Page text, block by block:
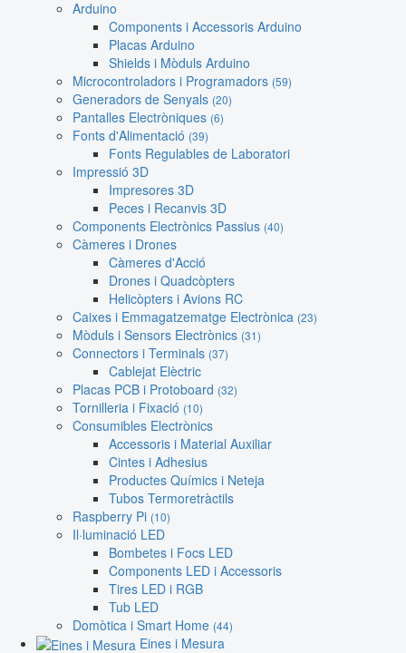
Arduino
Components i Accessoris Arduino
Placas Arduino
Shields i Mòduls Arduino
Microcontroladors i Programadors (59)
Generadors de Senyals (20)
Pantalles Electròniques (6)
Fonts d'Alimentació (39)
Fonts Regulables de Laboratori
Impressió 3D
Impresores 3D
Peces i Recanvis 3D
Components Electrònics Passius (40)
Càmeres i Drones
Càmeres d'Acció
Drones i Quadcòpters
Helicòpters i Avions RC
Caixes i Emmagatzematge Electrònica (23)
Mòduls i Sensors Electrònics (31)
Connectors i Terminals (37)
Cablejat Elèctric
Placas PCB i Protoboard (32)
Tornilleria i Fixació (10)
Consumibles Electrònics
Accessoris i Material Auxiliar
Cintes i Adhesius
Productes Químics i Neteja
Tubos Termoretràctils
Raspberry Pi (10)
Il·luminació LED
Bombetes i Focs LED
Components LED i Accessoris
Tires LED i RGB
Tub LED
Domòtica i Smart Home (44)
Eines i Mesura